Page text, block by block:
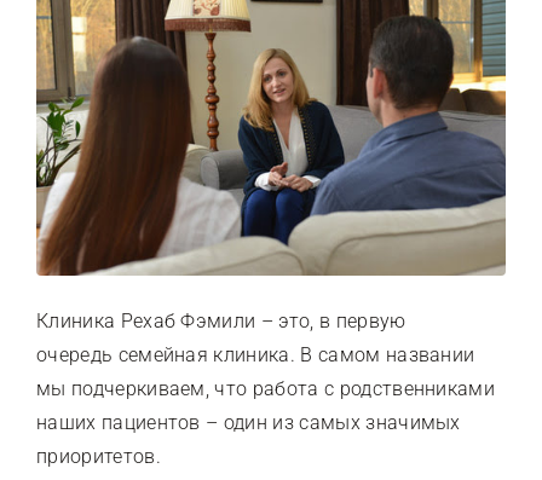
Клиника Рехаб Фэмили – это, в первую
очередь семейная клиника. В самом названии
мы подчеркиваем, что работа с родственниками
наших пациентов – один из самых значимых
приоритетов.